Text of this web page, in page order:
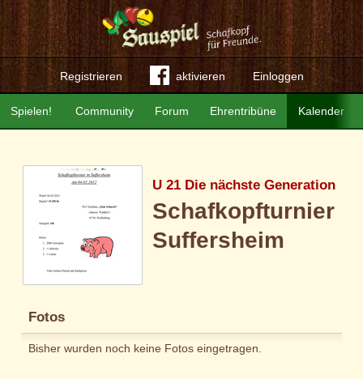
Registrieren aktivieren Einloggen
Community Forum Ehrentribüne Kalender
Spielen!
U 21 Die nächste Generation
Schafkopfturnier
Suffersheim
Fotos
Bisher wurden noch keine Fotos eingetragen.